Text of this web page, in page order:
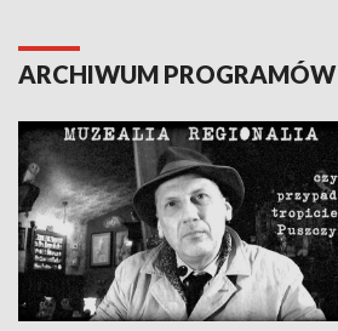
ARCHIWUM PROGRAMÓW